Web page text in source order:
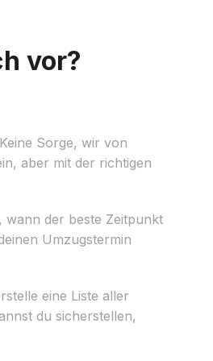
vor?
Sorge, wir von
aber mit der richtigen
wann der beste Zeitpunkt
Umzugstermin
eine Liste aller
du sicherstellen,